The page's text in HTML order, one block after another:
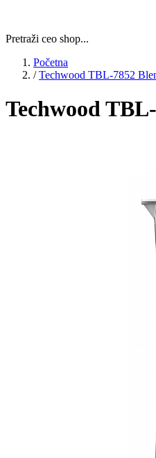
Pretraži ceo shop...
Početna
/ Techwood TBL-7852
Techwood